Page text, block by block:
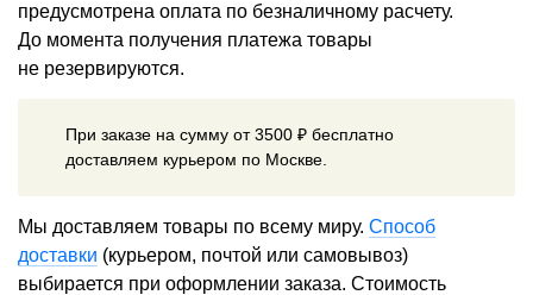
предусмотрена оплата по безналичному расчету.
До момента получения платежа товары
не резервируются.
При заказе на сумму от 3500 ₽ бесплатно
доставляем курьером по Москве.
Мы доставляем товары по всему миру. Способ
доставки (курьером, почтой или самовывоз)
выбирается при оформлении заказа. Стоимость